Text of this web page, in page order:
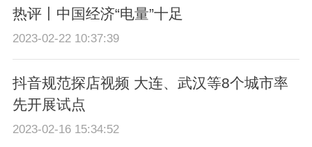
热评丨中国经济“电量”十足
2023-02-22 10:37:39
抖音规范探店视频 大连、武汉等8个城市率
先开展试点
2023-02-16 15:34:52